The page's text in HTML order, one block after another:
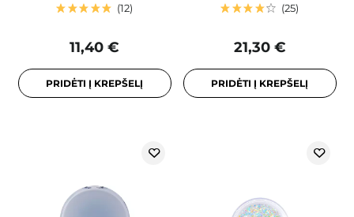
12
11,40 €
PRIDĖTI Į KREPŠELĮ
25
21,30 €
PRIDĖTI Į KREPŠELĮ